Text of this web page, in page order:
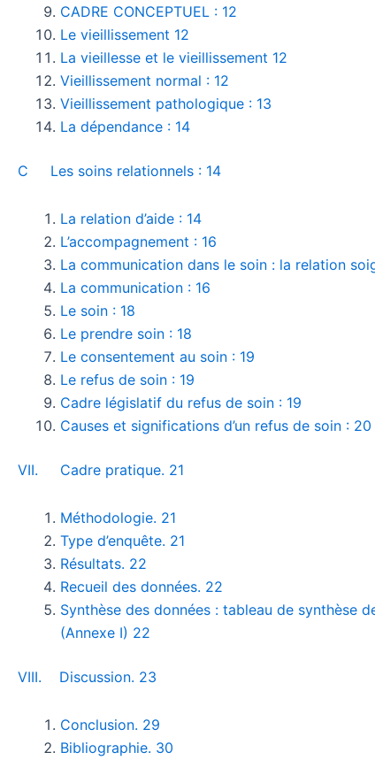
CADRE CONCEPTUEL : 12
Le vieillissement 12
La vieillesse et le vieillissement 12
Vieillissement normal : 12
Vieillissement pathologique : 13
La dépendance : 14
C Les soins relationnels : 14
La relation d’aide : 14
L’accompagnement : 16
La communication dans le soin : la relation
La communication : 16
Le soin : 18
Le prendre soin : 18
Le consentement au soin : 19
Le refus de soin : 19
Cadre législatif du refus de soin : 19
Causes et significations d’un refus de soin : 20
VII. Cadre pratique. 21
Méthodologie. 21
Type d’enquête. 21
Résultats. 22
Recueil des données. 22
Synthèse des données : tableau de synthèse
(Annexe I) 22
VIII. Discussion. 23
Conclusion. 29
Bibliographie. 30